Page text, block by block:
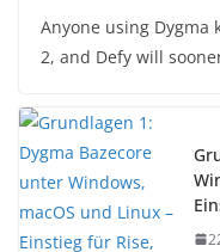
Anyone using Dygma
2, and Defy will